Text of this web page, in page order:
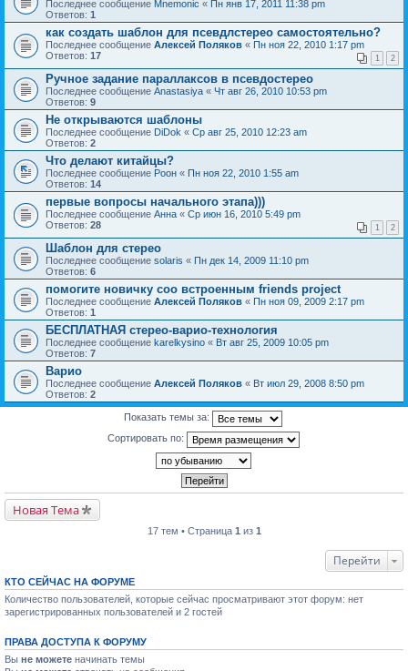
Последнее сообщение Mnemonic « Пн янв 17, 2011 11:38 pm
Ответов: 1
как создать шаблон для псевдлстерео самостоятельно?
Последнее сообщение Алексей Поляков « Пн ноя 22, 2010 1:17 pm
Ответов: 17 1 2
Ручное задание параллаксов в псевдостерео
Последнее сообщение Anastasiya « Чт авг 26, 2010 10:53 pm
Ответов: 9
Не открываются шаблоны
Последнее сообщение DiDok « Ср авг 25, 2010 12:23 am
Ответов: 2
Что делают китайцы?
Последнее сообщение Pоон « Пн ноя 22, 2010 1:55 am
Ответов: 14
первые вопросы начального этапа)))
Последнее сообщение Анна « Ср июн 16, 2010 5:49 pm
Ответов: 28 1 2
Шаблон для стерео
Последнее сообщение solaris « Пн дек 14, 2009 11:10 pm
Ответов: 6
помогите новичку соо встроенным friends project
Последнее сообщение Алексей Поляков « Пн ноя 09, 2009 2:17 pm
Ответов: 1
БЕСПЛАТНАЯ стерео-варио-технология
Последнее сообщение karelkysino « Вт авг 25, 2009 10:05 pm
Ответов: 7
Варио
Последнее сообщение Алексей Поляков « Вт июл 29, 2008 8:50 pm
Ответов: 2
Показать темы за:
Сортировать по:
Новая Тема
17 тем • Страница 1 из 1
Перейти
КТО СЕЙЧАС НА ФОРУМЕ
Количество пользователей, которые сейчас просматривают этот форум: нет
зарегистрированных пользователей и 2 гостей
ПРАВА ДОСТУПА К ФОРУМУ
Вы не можете начинать темы